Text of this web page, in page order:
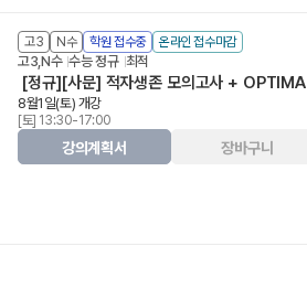
고3 N수 학원 접수중 온라인 접수마감
고3,N수 수능 정규 최적
[정규][사문] 적자생존 모의고사 + OPTIMA
8월1일(토) 개강
[토] 13:30-17:00
강의계획서 장바구니